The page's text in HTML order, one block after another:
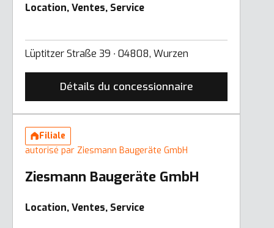
Location, Ventes, Service
Lüptitzer Straße 39 ∙ 04808, Wurzen
Détails du concessionnaire
Filiale
autorisé par Ziesmann Baugeräte GmbH
Ziesmann Baugeräte GmbH
Location, Ventes, Service